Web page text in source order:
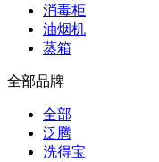
消毒柜
油烟机
蒸箱
全部品牌
全部
泛腾
洗得宝